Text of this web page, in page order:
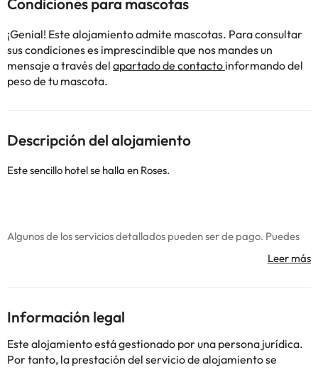
¡Genial! Este alojamiento admite mascotas. Para consultar
sus condiciones es imprescindible que nos mandes un
mensaje a través del apartado de contacto informando del
peso de tu mascota.
Descripción del alojamiento
Este sencillo hotel se halla en Roses.
Algunos de los servicios detallados pueden ser de pago. Puedes
consultar sus tarifas directamente en el establecimiento. Toda la
información de esta ficha está sujeta a cambios por parte del
Información legal
Este alojamiento está gestionado por una persona jurídica.
Por tanto, la prestación del servicio de alojamiento se